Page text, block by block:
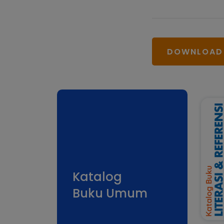
DOWNLOAD
Katalog
Buku Umum